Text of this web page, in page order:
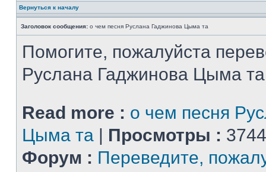
Вернуться к началу
Заголовок сообщения: о чем песня Руслана Гаджинова Цыма та
Помогите, пожалуйста
Руслана Гаджинова Цыма
Read more : о чем песня
Цыма та | Просмотры :
Форум : Переведите,